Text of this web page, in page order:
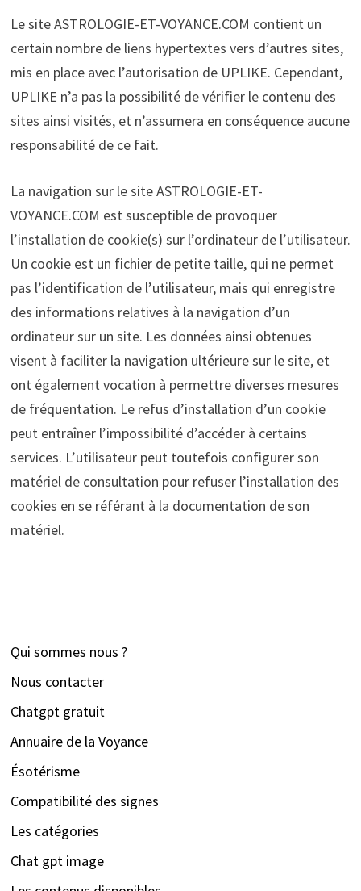
Le siteASTROLOGIE-ET-VOYANCE.COM contient un
certain nombre de liens hypertextes vers d’autres sites,
mis en place avec l’autorisation de UPLIKE. Cependant,
UPLIKE n’a pas la possibilité de vérifier le contenu des
sites ainsi visités, et n’assumera en conséquence aucune
responsabilité de ce fait.
La navigation sur le site ASTROLOGIE-ET-
VOYANCE.COM est susceptible de provoquer
l’installation de cookie(s) sur l’ordinateur de l’utilisateur.
Un cookie est un fichier de petite taille, qui ne permet
pas l’identification de l’utilisateur, mais qui enregistre
des informations relatives à la navigation d’un
ordinateur sur un site. Les données ainsi obtenues
visent à faciliter la navigation ultérieure sur le site, et
ont également vocation à permettre diverses mesures
de fréquentation. Le refus d’installation d’un cookie
peut entraîner l’impossibilité d’accéder à certains
services. L’utilisateur peut toutefois configurer son
matériel de consultation pour refuser l’installation des
cookies en se référant à la documentation de son
matériel.
Qui sommes nous ?
Nous contacter
Chatgpt gratuit
Annuaire de la Voyance
Ésotérisme
Compatibilité des signes
Les catégories
Chat gpt image